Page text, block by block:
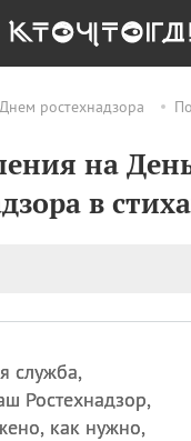
ростехнадзора
на
в
служба,
Ростехнадзор,
как нужно,
ПРАЗДНИКИ
09.08
День
день
09.08 День